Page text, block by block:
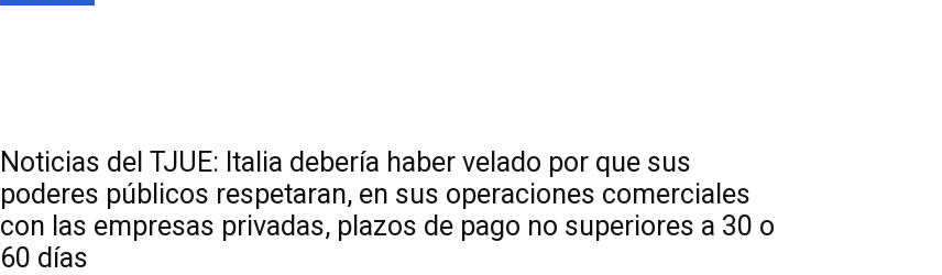
Noticias del TJUE: Italia debería haber velado por que sus
poderes públicos respetaran, en sus operaciones comerciales
con las empresas privadas, plazos de pago no superiores a 30 o
60 días